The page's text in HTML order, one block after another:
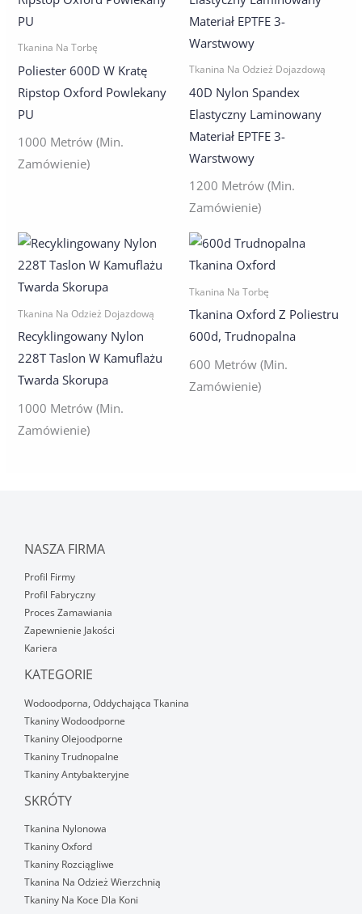
Tkanina Na Torbę
Poliester 600D W Kratę
Ripstop Oxford Powlekany
PU
1000 Metrów (min.
Zamówienie)
Tkanina Na Odzież Dojazdową
40D Nylon Spandex
Elastyczny Laminowany
Materiał EPTFE 3-
Warstwowy
1200 Metrów (min.
Zamówienie)
Tkanina Na Odzież Dojazdową
Recyklingowany Nylon
228T Taslon W Kamuflażu
Twarda Skorupa
1000 Metrów (min.
Zamówienie)
Tkanina Na Torbę
Tkanina Oxford Z Poliestru
600d, Trudnopalna
600 Metrów (min.
Zamówienie)
NASZA FIRMA
Profil Firmy
Profil Fabryczny
Proces Zamawiania
Zapewnienie Jakości
Kariera
KATEGORIE
Wodoodporna, Oddychająca Tkanina
Tkaniny Wodoodporne
Tkaniny Olejoodporne
Tkaniny Trudnopalne
Tkaniny Antybakteryjne
SKRÓTY
Tkanina Nylonowa
Tkaniny Oxford
Tkaniny Rozciągliwe
Tkanina Na Odzież Wierzchnią
Tkaniny Na Koce Dla Koni